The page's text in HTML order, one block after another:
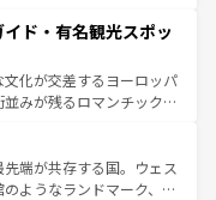
異なるスペインはその個
華麗な宮殿、歴史的な大
な自然が、訪れる者を心
美食の国としても知ら
文化遺産にも登録されて
な楽しみ方が可能だ。さ
溢れており、どの街角に
る。パリ以外の個性あふ
ド・有名観光スポッ
化が交差するヨーロッパ
みが残るロマンチック街
も飽きることがない。ベ
州のアルプスの絶景、そ
った風景は必見。ビール
端が共存する国。ウェス
ようなランドマーク、歴